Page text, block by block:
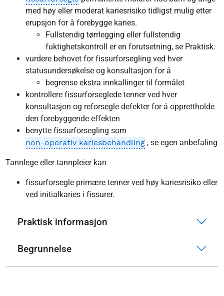
med høy eller moderat kariesrisiko tidligst mulig etter
erupsjon for å forebygge karies.
Fullstendig tørrlegging eller fullstendig
fuktighetskontroll er en forutsetning, se Praktisk.
vurdere behovet for fissurforsegling ved hver
statusundersøkelse og konsultasjon for å
begrense ekstra innkallinger til formålet
kontrollere fissurforseglede tenner ved hver
konsultasjon og reforsegle defekter for å opprettholde
den forebyggende effekten
benytte fissurforsegling som
non-operativ kariesbehandling , seegen anbefaling
Tannlege eller tannpleier kan
fissurforsegle primære tenner ved høy kariesrisiko eller
ved initialkaries i fissurer.
Praktisk informasjon
Begrunnelse